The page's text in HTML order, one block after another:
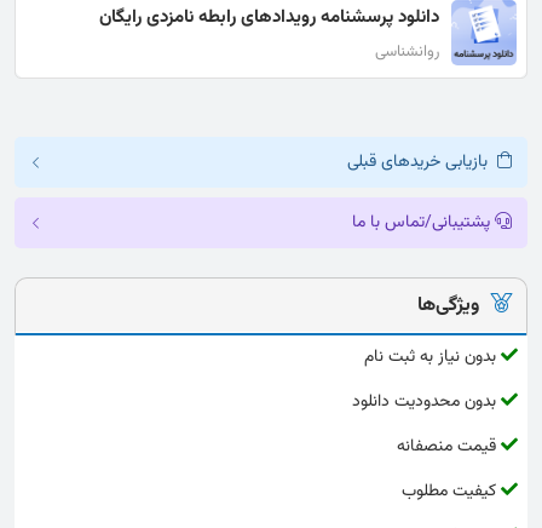
دانلود پرسشنامه رویدادهای رابطه نامزدی رایگان
روانشناسی
بازیابی خریدهای قبلی
پشتیبانی/تماس با ما
ویژگی‌ها
بدون نیاز به ثبت نام
بدون محدودیت دانلود
قیمت منصفانه
کیفیت مطلوب